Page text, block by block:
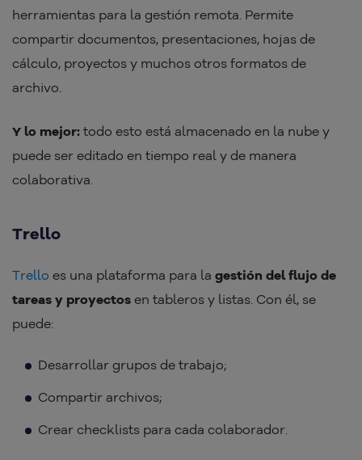
herramientas para la gestión remota. Permite
compartir documentos, presentaciones, hojas de
cálculo, proyectos y muchos otros formatos de
archivo.
Y lo mejor: todo esto está almacenado en la nube y
puede ser editado en tiempo real y de manera
colaborativa.
Trello
Trello es una plataforma para la gestión del flujo de
tareas y proyectos en tableros y listas. Con él, se
puede:
Desarrollar grupos de trabajo;
Compartir archivos;
Crear checklists para cada colaborador.